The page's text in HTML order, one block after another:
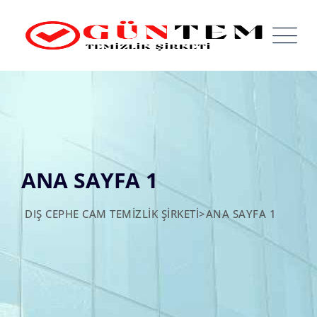
content
ANA SAYFA 1
DIŞ CEPHE CAM TEMIZLIK ŞIRKETI>ANA SAYFA 1